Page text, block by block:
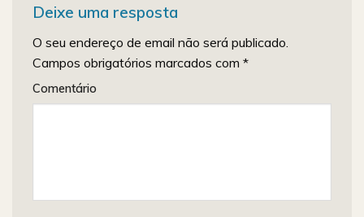
Deixe uma resposta
O seu endereço de email não será publicado.
Campos obrigatórios marcados com *
Comentário